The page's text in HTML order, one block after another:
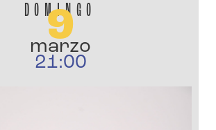
DOMINGO
9
marzo
21:00